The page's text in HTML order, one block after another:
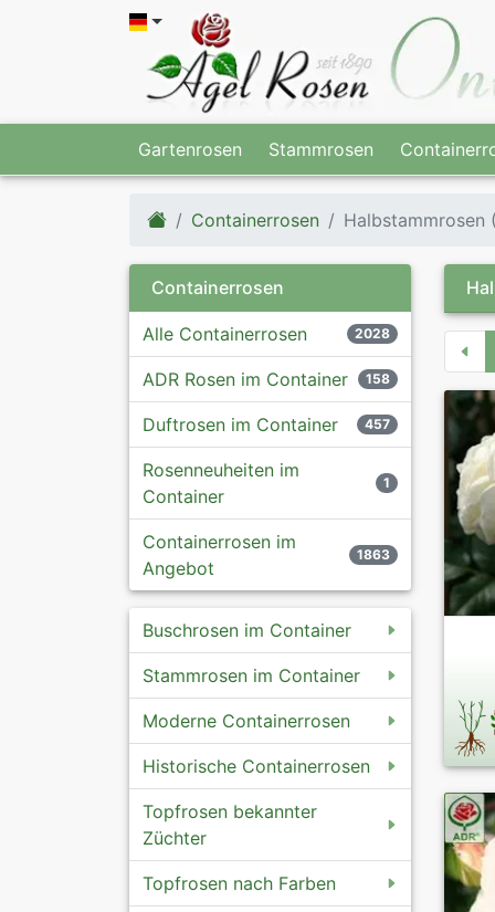
Gartenrosen Stammrosen
Containerrosen
Containerrosen
Alle Containerrosen 2028
ADR Rosen im Container 158
Duftrosen im Container 457
Rosenneuheiten im
Container
1
Containerrosen im
Angebot
1863
Buschrosen im Container
Stammrosen im Container
Moderne Containerrosen
Historische Containerrosen
Topfrosen bekannter
Züchter
Topfrosen nach Farben